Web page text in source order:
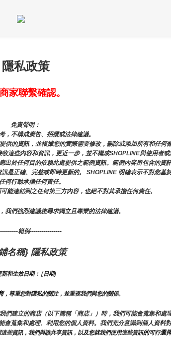
隱私政策
家聯繫確認。
免責聲明：
，不構成廣告、招攬或法律建議。
的資訊，並根據您的實際需要修改，刪除或添加所有和任何
這些內容和資訊，更近一步，並不構成SHOPLINE與使用者或
於任何目的依賴此處提供之範例資訊。範例內容所包含的資
是正確、完整或即時更新的。 SHOPLINE 明確表示不對您基
何行動承擔任何責任。
能連結到之任何第三方內容，也絕不對其承擔任何責任。
我們強烈建議您尋求獨立且專業的法律建議。
範例----------------
名稱} 隱私政策
新和生效日期： [日期]
，尊重您對隱私的關注，並重視我們與您的關係。
建立的商店（以下簡稱「商店」）時，我們可能會蒐集和處
蒐集和處理、利用您的個人資料。我們充分意識到個人資料
些資訊，我們與誰共享資訊，以及您就我們使用這些資訊的可行選擇